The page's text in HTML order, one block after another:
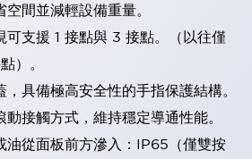
間並減輕設備重量。
可支援 1 接點與 3 接點。（以往僅
）。
具備極高安全性的手指保護結構。
接觸方式，維持穩定導通性能。
油從面板前方滲入：IP65（僅雙按